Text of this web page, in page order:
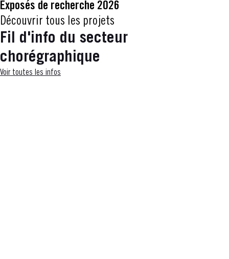
Exposés de recherche 2026
Découvrir tous les projets
Fil d'info du secteur
chorégraphique
Voir toutes les infos